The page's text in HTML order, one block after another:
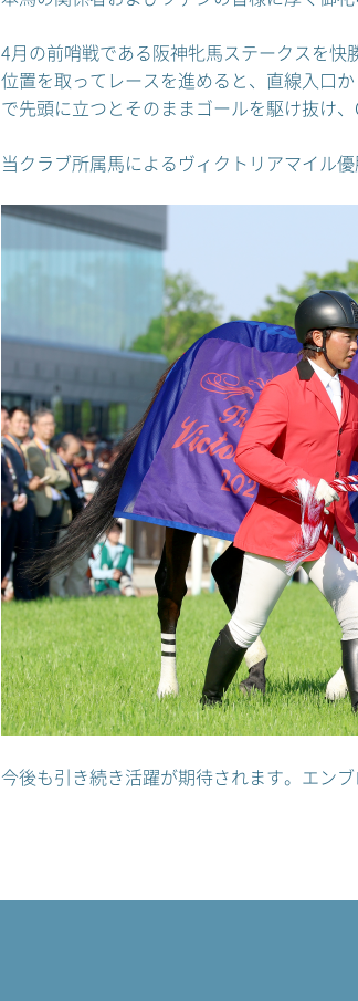
4月の前哨戦である阪神牝馬ステークスを
位置を取ってレースを進めると、直線入口
で先頭に立つとそのままゴールを駆け抜け
当クラブ所属馬によるヴィクトリアマイル
今後も引き続き活躍が期待されます。エン